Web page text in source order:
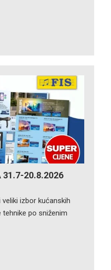
31.7-20.8.2026
izbor kućanskih
tehnike po sniženim